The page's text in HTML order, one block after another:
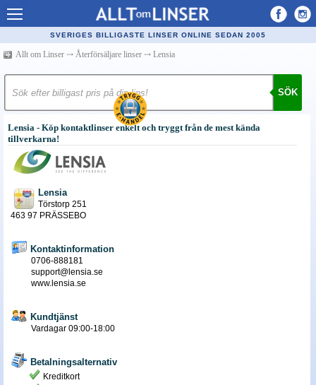
Allt om Linser
Billiga kontaktlinser
Köpa linser på nätet
Populära linser
Kontaktlinstyper
Optiker
Glasögon
Tillverkare - linser
Linstillbehör
SVERIGES BILLIGASTE LINSER ONLINE SEDAN 2005
Allt om Linser ⤏ Återförsäljare linser ⤏ Lensia
SÖK
Lensia - Köp kontaktlinser enkelt och tryggt från de mest kända
tillverkarna!
Lensia
Törstorp 251
463 97 PRÄSSEBO
Kontaktinformation
0706-888181
support@lensia.se
www.lensia.se
Kundtjänst
Vardagar 09:00-18:00
Betalningsalternativ
Kreditkort